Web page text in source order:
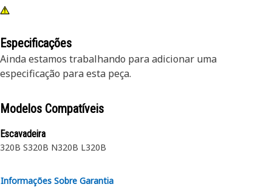
Especificações
Ainda estamos trabalhando para adicionar uma
especificação para esta peça.
Modelos Compatíveis
Escavadeira
320B S320B N320B L320B
Informações Sobre Garantia